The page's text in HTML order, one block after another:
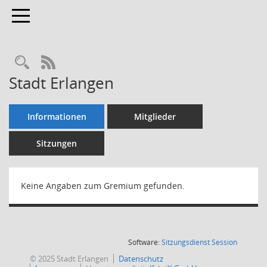
Toggle navigation
Rechercheauswahl
RSS-Feed
Stadt Erlangen
Informationen Mitglieder
Sitzungen
Keine Angaben zum Gremium gefunden.
Software:SitzungsdienstSession(Wird in
© 2025 Stadt Erlangen
Datenschutz